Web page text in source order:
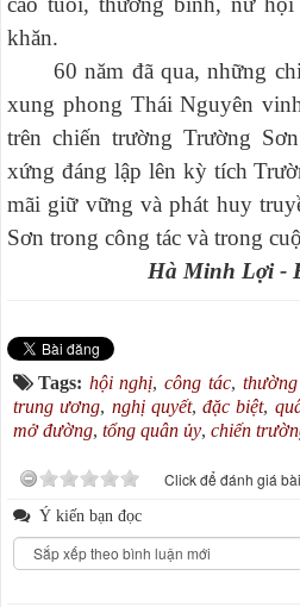
khăn.
60 năm đã qua, những
xung phong Thái Nguyên
trên chiến trường Trường
xứng đáng lập lên kỳ tích
mãi giữ vững và phát huy
Sơn trong công tác và trong
Hà Minh Lợi -
Tags: hội nghị,công tác,
trung ương, nghị quyết,đặc biệt,
mở đường, tổng quân ủy, chiến
Click để đánh giá
Ý kiến bạn đọc